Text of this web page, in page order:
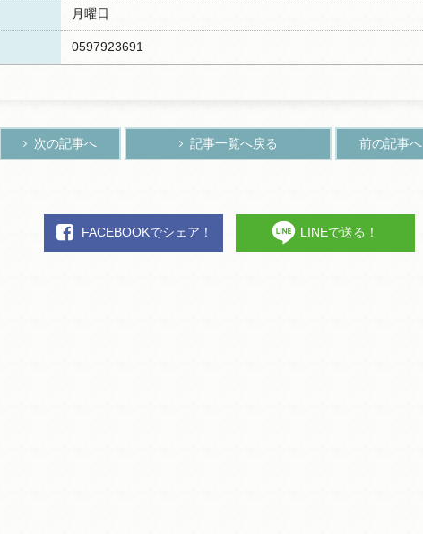
月曜日
0597923691
次の記事へ 記事一覧へ戻る 前の記事へ
FACEBOOKでシェア！ LINEで送る！